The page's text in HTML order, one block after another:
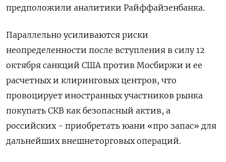
предположили аналитики Райффайзенбанка.
Параллельно усиливаются риски
неопределенности после вступления в силу 12
октября санкций США против Мосбиржи и ее
расчетных и клиринговых центров, что
провоцирует иностранных участников рынка
покупать СКВ как безопасный актив, а
российских - приобретать юани «про запас» для
дальнейших внешнеторговых операций.